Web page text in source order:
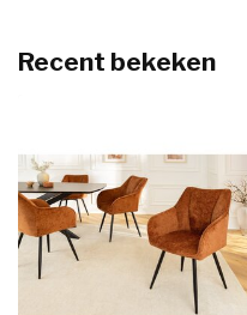
Recent bekeken